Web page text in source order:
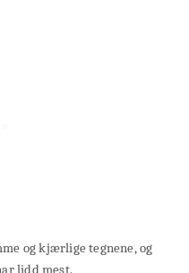
og kjærlige tegnene, og